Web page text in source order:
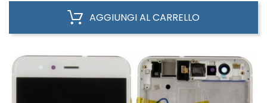
AGGIUNGI AL CARRELLO